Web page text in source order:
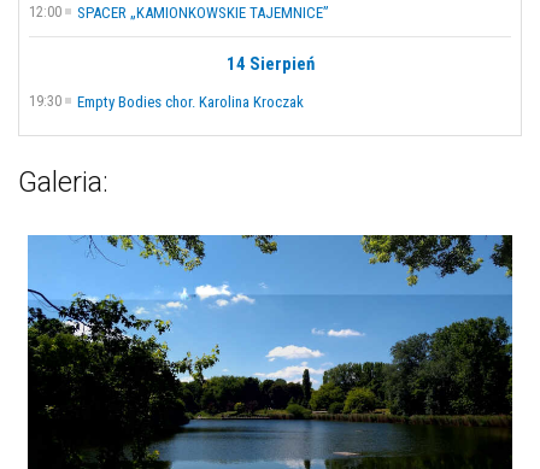
12:00 SPACER „KAMIONKOWSKIE TAJEMNICE”
14 Sierpień
19:30 Empty Bodies chor. Karolina Kroczak
Galeria: